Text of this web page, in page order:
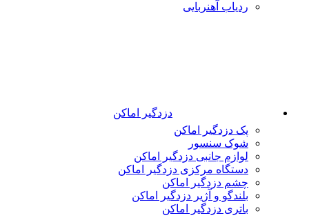
ردیاب آهنربایی
دزدگیر اماکن
پک دزدگیر اماکن
شوک سنسور
لوازم جانبی دزدگیر اماکن
دستگاه مرکزی دزدگیر اماکن
چشم دزدگیر اماکن
بلندگو و آژیر دزدگیر اماکن
باتری دزدگیر اماکن